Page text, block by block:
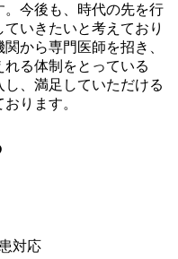
今後も、時代の先を行
いきたいと考えており
から専門医師を招き、
る体制をとっている
、満足していただける
ります。
対応